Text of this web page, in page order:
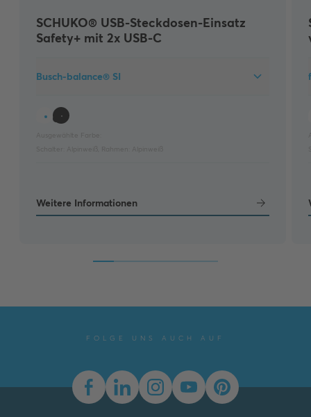
SCHUKO® USB-Steckdosen-Einsatz
Safety+ mit 2x USB-C
Busch-balance® SI
Rahmen:
Weitere Informationen
FOLGE UNS AUCH AUF